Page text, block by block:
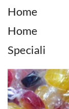
Home
Home
Speciali